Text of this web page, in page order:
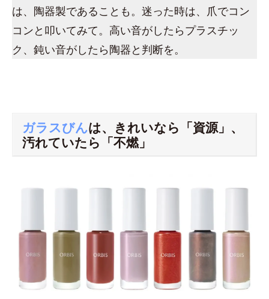
は、陶器製であることも。迷った時は、爪でコン
コンと叩いてみて。高い音がしたらプラスチッ
ク、鈍い音がしたら陶器と判断を。
ガラスびんは、きれいなら「資源」、
汚れていたら「不燃」